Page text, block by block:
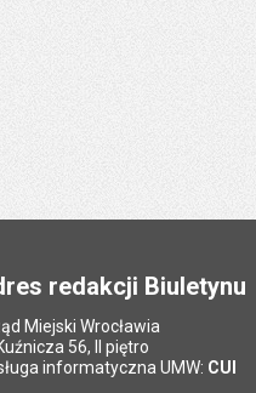
redakcji Biuletynu
Miejski Wrocławia
56, II piętro
informatyczna UMW: CUI